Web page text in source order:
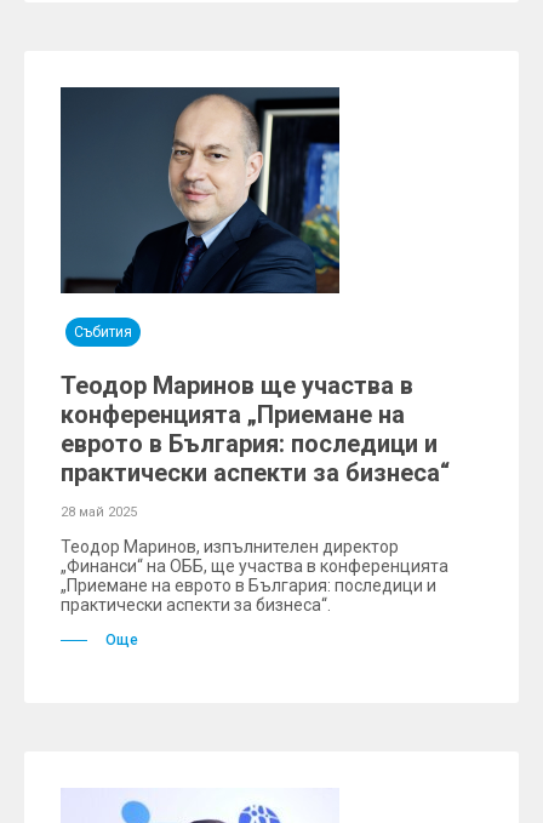
Събития
Теодор Маринов ще участва в
конференцията „Приемане на
еврото в България: последици и
практически аспекти за бизнеса“
28 май 2025
Теодор Маринов, изпълнителен директор
„Финанси“ на ОББ, ще участва в конференцията
„Приемане на еврото в България: последици и
практически аспекти за бизнеса“.
Още